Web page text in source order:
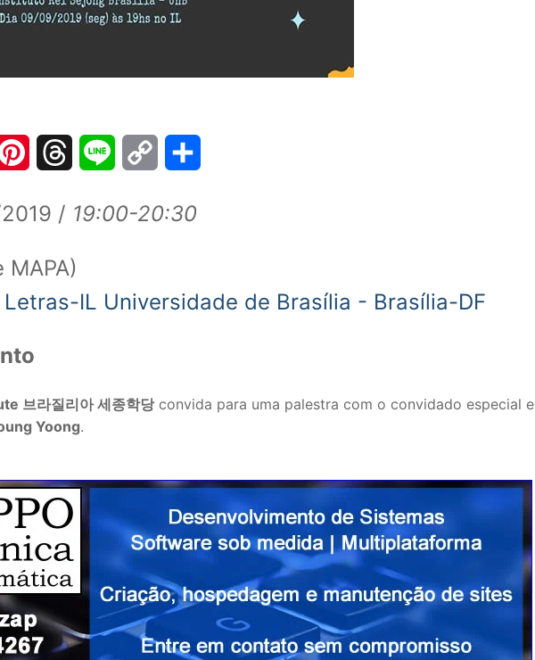
PinterestThreads Line
Copy
/ 19:00-20:30
MAPA)
IL Universidade de Brasília - Brasília-DF
브라질리아 세종학당convida para uma palestra com o convidado especial e
Yoong.